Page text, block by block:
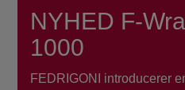
NYHED F-
1000
FEDRIGONI introducerer